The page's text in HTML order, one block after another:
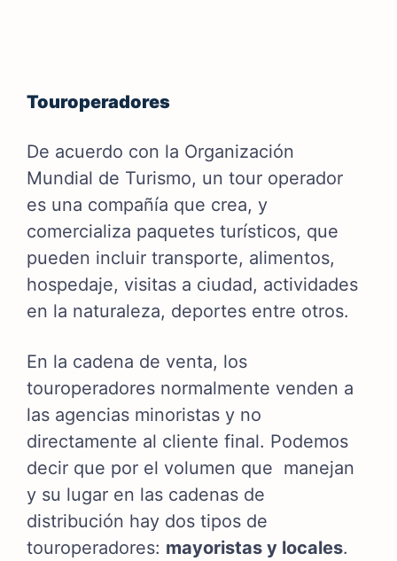
Touroperadores
De acuerdo con la Organización
Mundial de Turismo, un tour operador
es una compañía que crea, y
comercializa paquetes turísticos, que
pueden incluir transporte, alimentos,
hospedaje, visitas a ciudad, actividades
en la naturaleza, deportes entre otros.
En la cadena de venta, los
touroperadores normalmente venden a
las agencias minoristas y no
directamente al cliente final. Podemos
decir que por el volumen que manejan
y su lugar en las cadenas de
distribución hay dos tipos de
touroperadores: mayoristas y locales.